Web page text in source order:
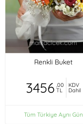
Renkli Buket
3456 ,00
TL
KDV
Dahil
Tüm Türkiye Aynı Gün